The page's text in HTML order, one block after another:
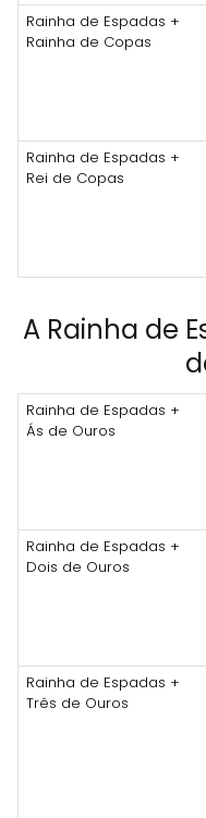
Rainha de Espadas +
Rainha de Copas
Rainha de Espadas +
Rei de Copas
A Rainha de
Rainha de Espadas +
Ás de Ouros
Rainha de Espadas +
Dois de Ouros
Rainha de Espadas +
Três de Ouros